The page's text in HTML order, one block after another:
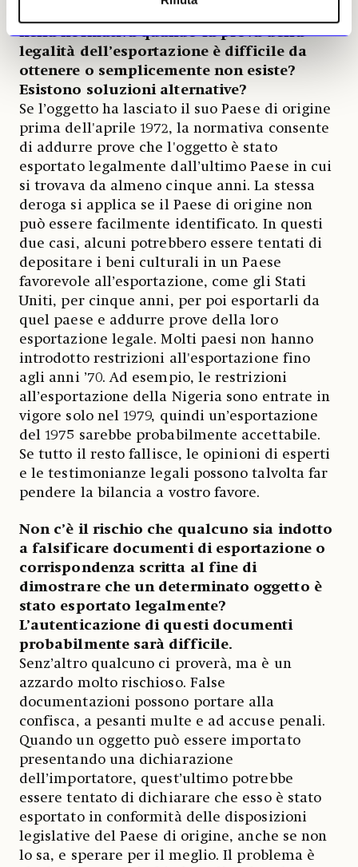
nella normativa quando la prova della
legalità dell’esportazione è difficile da
ottenere o semplicemente non esiste?
Esistono soluzioni alternative?
Se l’oggetto ha lasciato il suo Paese di origine
prima dell'aprile 1972, la normativa consente
di addurre prove che l'oggetto è stato
esportato legalmente dall’ultimo Paese in cui
si trovava da almeno cinque anni. La stessa
deroga si applica se il Paese di origine non
può essere facilmente identificato. In questi
due casi, alcuni potrebbero essere tentati di
depositare i beni culturali in un Paese
favorevole all’esportazione, come gli Stati
Uniti, per cinque anni, per poi esportarli da
quel paese e addurre prove della loro
esportazione legale. Molti paesi non hanno
introdotto restrizioni all'esportazione fino
agli anni ’70. Ad esempio, le restrizioni
all’esportazione della Nigeria sono entrate in
vigore solo nel 1979, quindi un’esportazione
del 1975 sarebbe probabilmente accettabile.
Se tutto il resto fallisce, le opinioni di esperti
e le testimonianze legali possono talvolta far
pendere la bilancia a vostro favore.
Non c’è il rischio che qualcuno sia indotto
a falsificare documenti di esportazione o
corrispondenza scritta al fine di
dimostrare che un determinato oggetto è
stato esportato legalmente?
L’autenticazione di questi documenti
probabilmente sarà difficile.
Senz’altro qualcuno ci proverà, ma è un
azzardo molto rischioso. False
documentazioni possono portare alla
confisca, a pesanti multe e ad accuse penali.
Quando un oggetto può essere importato
presentando una dichiarazione
dell’importatore, quest’ultimo potrebbe
essere tentato di dichiarare che esso è stato
esportato in conformità delle disposizioni
legislative del Paese di origine, anche se non
lo sa, e sperare per il meglio. Il problema è